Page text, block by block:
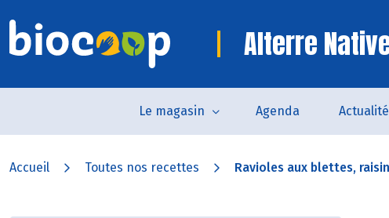
Alterre
Le magasin Agenda
Accueil Toutes nos recettes Ravioles aux blettes,